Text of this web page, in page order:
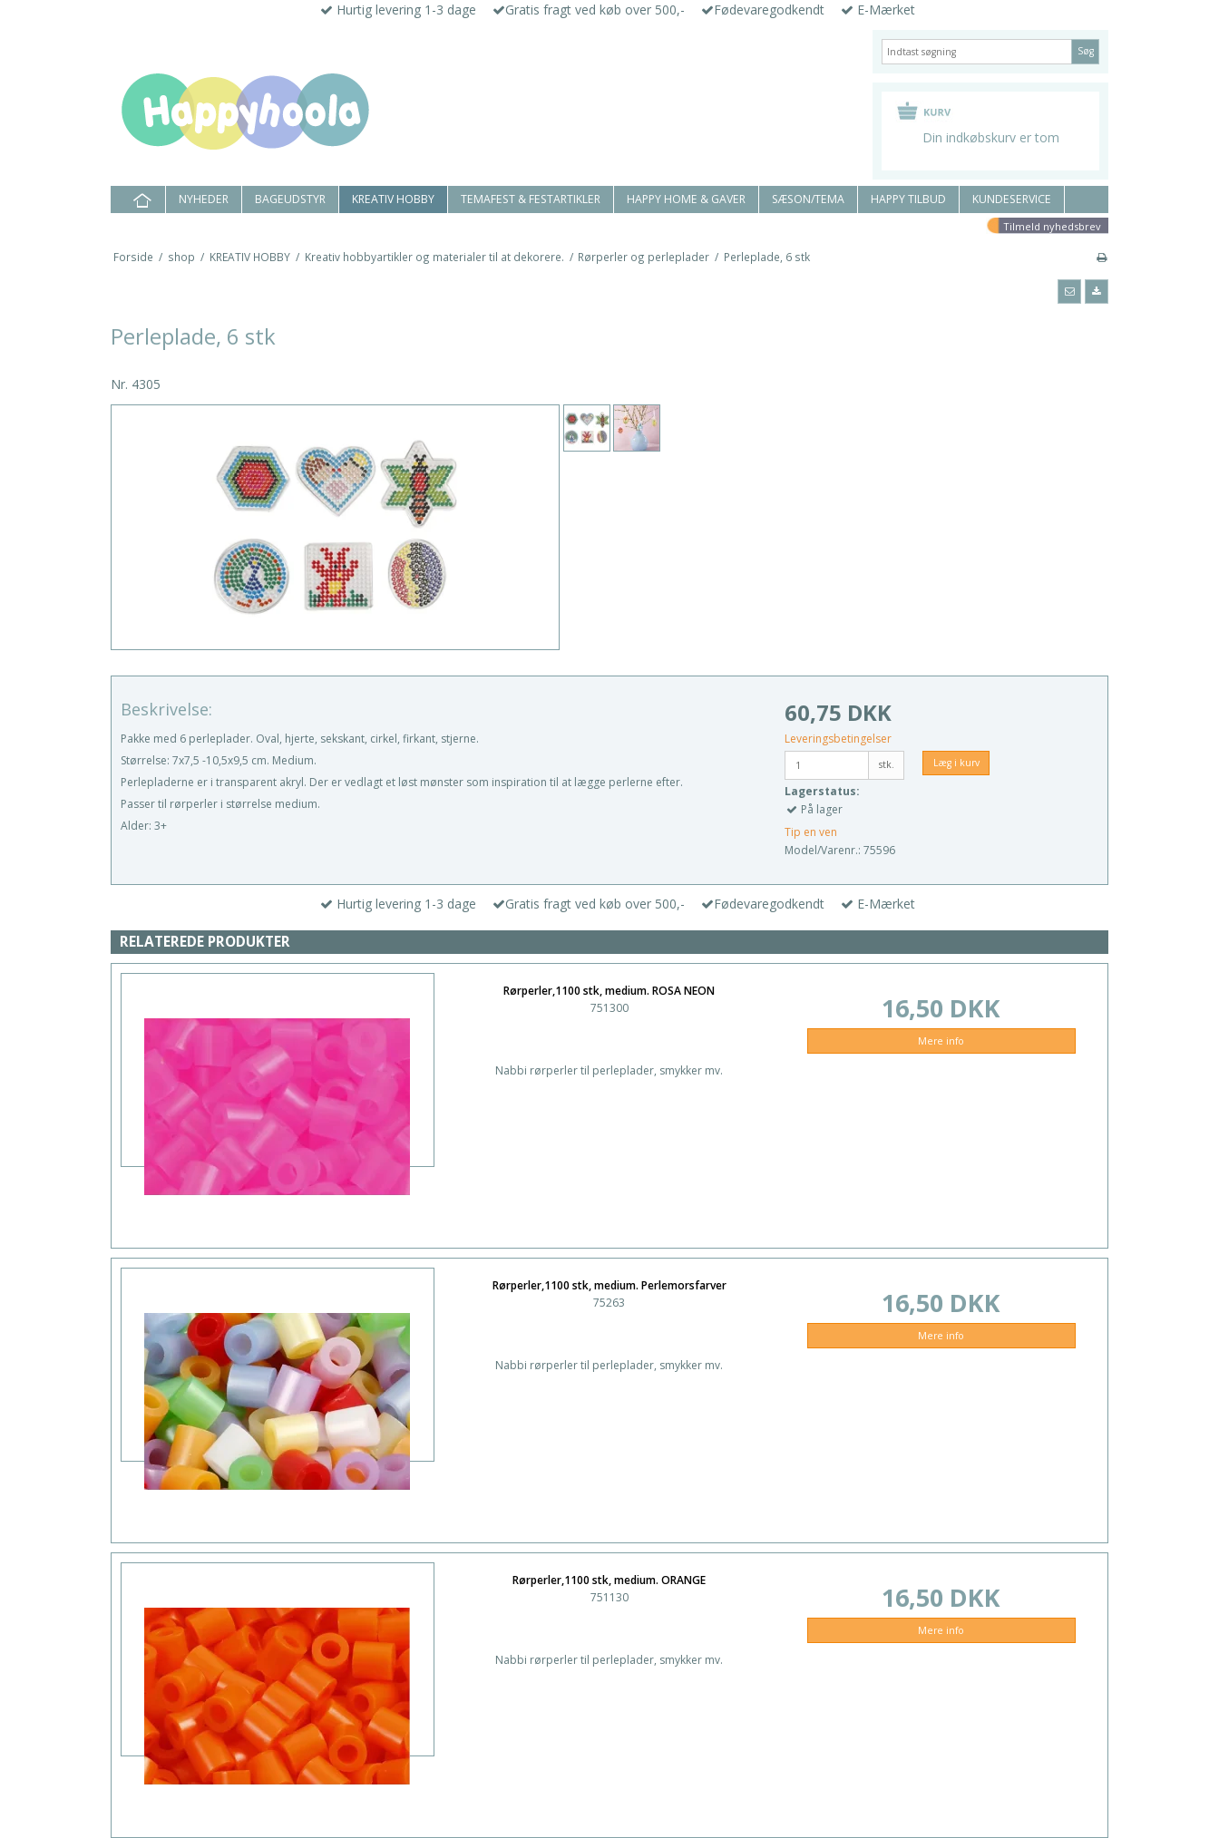
Hurtig levering 1-3 dage Gratis fragt ved køb over 500,- Fødevaregodkendt E-Mærket
Søg
Din indkøbskurv er tom
NYHEDER BAGEUDSTYR KREATIV HOBBY TEMAFEST & FESTARTIKLER HAPPY HOME & GAVER SÆSON/TEMA HAPPY TILBUD KUNDESERVICE
Tilmeld nyhedsbrev
Forside / shop / KREATIV HOBBY / Kreativ hobbyartikler og materialer til at dekorere. / Rørperler og perleplader / Perleplade, 6 stk
Perleplade, 6 stk
Nr. 4305
Beskrivelse:
Pakke med 6 perleplader. Oval, hjerte, sekskant, cirkel, firkant, stjerne.
Størrelse: 7x7,5 -10,5x9,5 cm. Medium.
Perlepladerne er i transparent akryl. Der er vedlagt et løst mønster som inspiration til at lægge perlerne efter.
Passer til rørperler i størrelse medium.
Alder: 3+
60,75 DKK
Leveringsbetingelser
stk. Læg i kurv
Lagerstatus:
På lager
Tip en ven
Model/Varenr.: 75596
Hurtig levering 1-3 dage Gratis fragt ved køb over 500,- Fødevaregodkendt E-Mærket
RELATEREDE PRODUKTER
Rørperler,1100 stk, medium. ROSA NEON
751300
Nabbi rørperler til perleplader, smykker mv.
16,50 DKK
Mere info
Rørperler,1100 stk, medium. Perlemorsfarver
75263
Nabbi rørperler til perleplader, smykker mv.
16,50 DKK
Mere info
Rørperler,1100 stk, medium. ORANGE
751130
Nabbi rørperler til perleplader, smykker mv.
16,50 DKK
Mere info